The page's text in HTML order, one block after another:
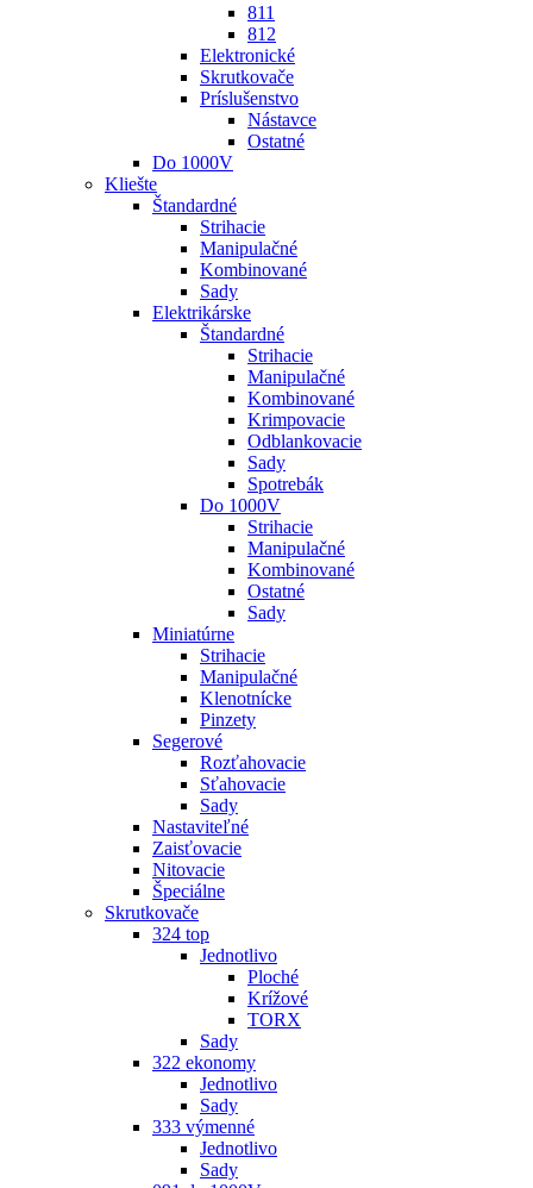
811
812
Elektronické
Skrutkovače
Príslušenstvo
Nástavce
Ostatné
Do 1000V
Kliešte
Štandardné
Strihacie
Manipulačné
Kombinované
Sady
Elektrikárske
Štandardné
Strihacie
Manipulačné
Kombinované
Krimpovacie
Odblankovacie
Sady
Spotrebák
Do 1000V
Strihacie
Manipulačné
Kombinované
Ostatné
Sady
Miniatúrne
Strihacie
Manipulačné
Klenotnícke
Pinzety
Segerové
Rozťahovacie
Sťahovacie
Sady
Nastaviteľné
Zaisťovacie
Nitovacie
Špeciálne
Skrutkovače
324 top
Jednotlivo
Ploché
Krížové
TORX
Sady
322 ekonomy
Jednotlivo
Sady
333 výmenné
Jednotlivo
Sady